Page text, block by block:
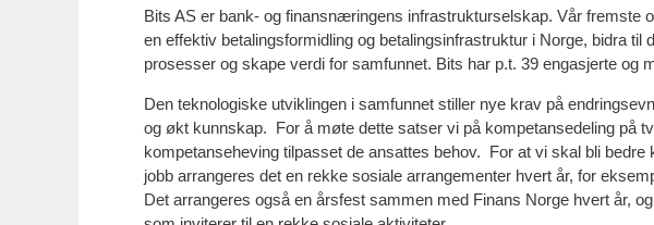
Bits AS er bank- og finansnæringens infrastrukturselskap. Vår fremste
en effektiv betalingsformidling og betalingsinfrastruktur i Norge, bidra til
prosesser og skape verdi for samfunnet. Bits har p.t. 39 engasjerte og
Den teknologiske utviklingen i samfunnet stiller nye krav på
og økt kunnskap. For å møte dette satser vi på kompetansedeling på
kompetanseheving tilpasset de ansattes behov. For at vi skal bli bedre
jobb arrangeres det en rekke sosiale arrangementer hvert år, for
Det arrangeres også en årsfest sammen med Finans Norge hvert år,